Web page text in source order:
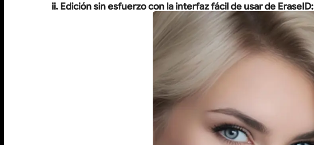
ii. Edición sin esfuerzo con la interfaz fácil de usar de EraseID: